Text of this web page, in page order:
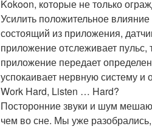
Kokoon, которые не только
Усилить положительное
состоящий из приложения,
приложение отслеживает пульс,
приложение передает
успокаивает нервную систему
Work Hard, Listen … Hard?
Посторонние звуки и шум
чем во сне. Мы уже